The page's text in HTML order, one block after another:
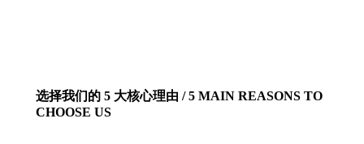
选择我们的 5 大核心理由 / 5 MAIN REASONS TO
CHOOSE US